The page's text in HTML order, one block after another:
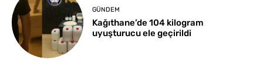
GÜNDEM
Kağıthane’de 104 kilogram
uyuşturucu ele geçirildi